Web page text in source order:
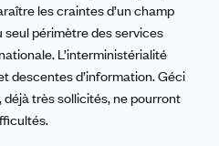
les craintes d’un champ
seul périmètre des services
L’interministérialité
descentes d’information. Géci
très sollicités, ne pourront